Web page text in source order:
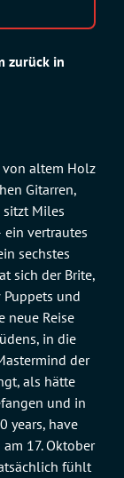
zurück in
altem Holz
Gitarren,
Miles
vertrautes
sechstes
sich der Brite,
und
neue Reise
in die
der
als hätte
und in
years, have
17. Oktober
fühlt